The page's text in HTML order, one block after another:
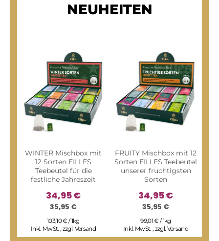
NEUHEITEN
WINTER Mischbox mit
12 Sorten EILLES
Teebeutel für die
festliche Jahreszeit
34,95 €
35,95 €
103,10 € / 1kg
Inkl. MwSt. , zzgl. Versand
FRUITY Mischbox mit 12
Sorten EILLES Teebeutel
unserer fruchtigsten
Sorten
34,95 €
35,95 €
99,01 € / 1kg
Inkl. MwSt. , zzgl. Versand